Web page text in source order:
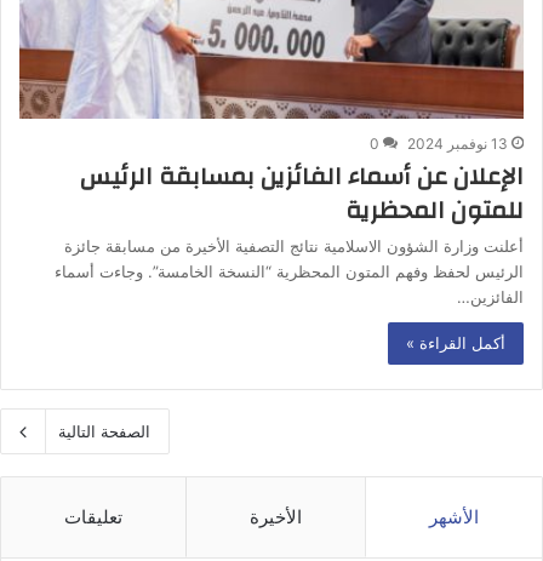
13 نوفمبر 2024 0
الإعلان عن أسماء الفائزين بمسابقة الرئيس
للمتون المحظرية
أعلنت وزارة الشؤون الاسلامية نتائج التصفية الأخيرة من مسابقة جائزة
الرئيس لحفظ وفهم المتون المحظرية “النسخة الخامسة”. وجاءت أسماء
الفائزين…
أكمل القراءة »
الصفحة التالية
الأشهر الأخيرة تعليقات